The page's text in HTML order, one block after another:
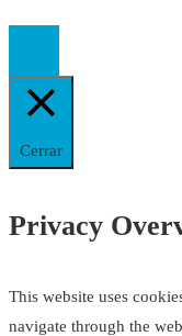
Cerrar
Privacy
This website uses
navigate through the